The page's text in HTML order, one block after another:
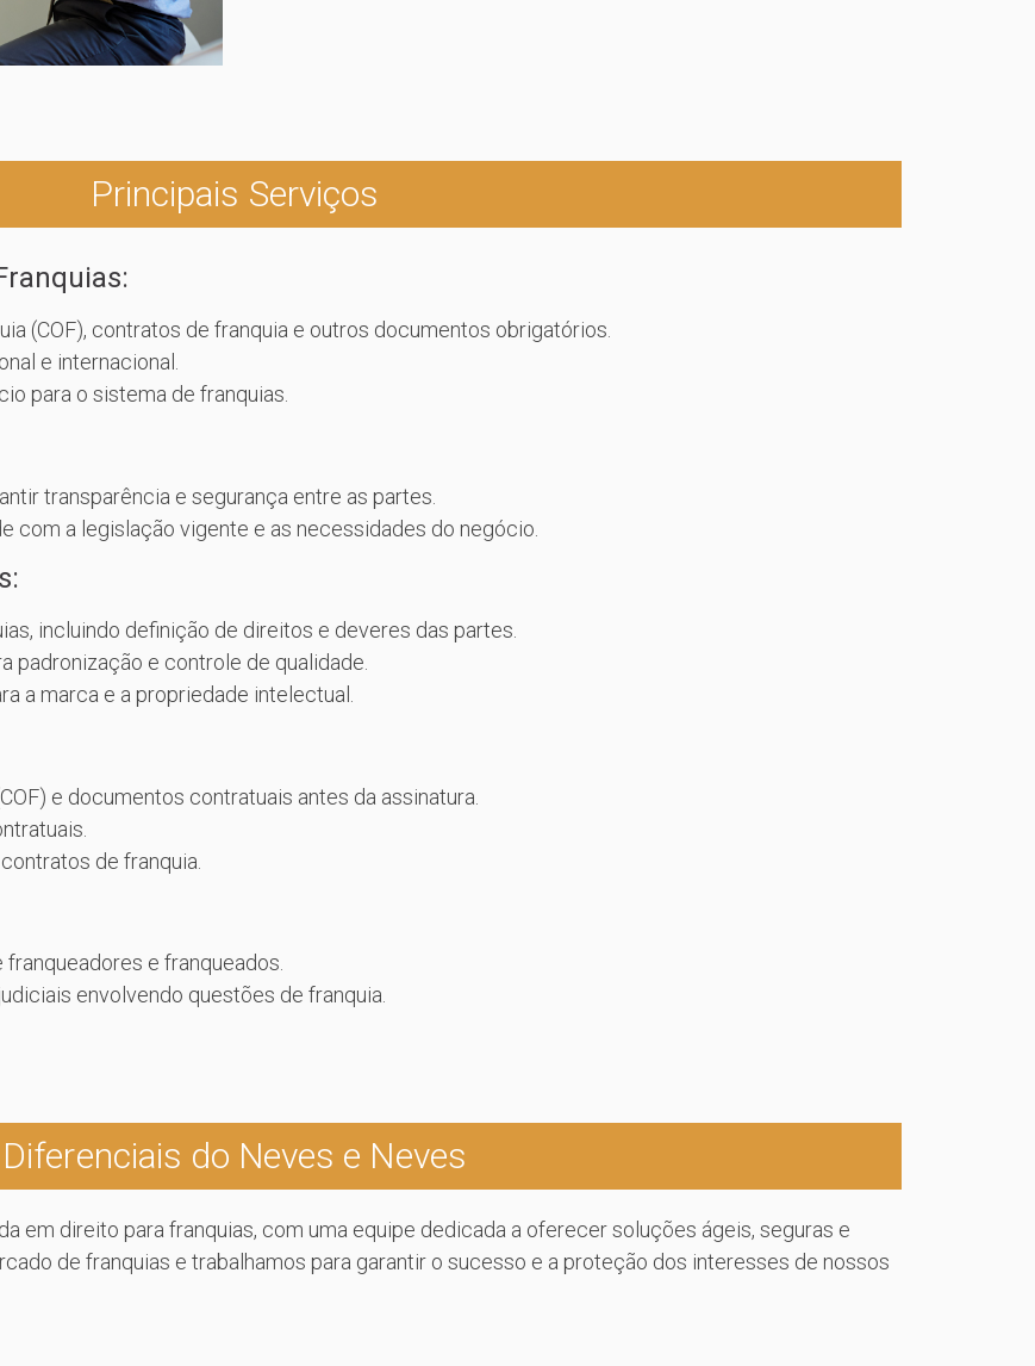
Principais Serviços
(COF), contratos de franquia e outros documentos obrigatórios.
e internacional.
para o sistema de franquias.
transparência e segurança entre as partes.
com a legislação vigente e as necessidades do negócio.
incluindo definição de direitos e deveres das partes.
padronização e controle de qualidade.
a marca e a propriedade intelectual.
e documentos contratuais antes da assinatura.
de franquia.
e franqueados.
envolvendo questões de franquia.
Diferenciais do Neves e Neves
em direito para franquias, com uma equipe dedicada a oferecer soluções ágeis, seguras e
de franquias e trabalhamos para garantir o sucesso e a proteção dos interesses de nossos